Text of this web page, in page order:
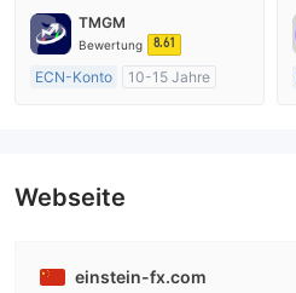
Market Making (MM)
MT4-Volllizenz
TMGM
Bewertung 8.61
ECN-Konto
10-15 Jahre
Webseite
einstein-fx.com